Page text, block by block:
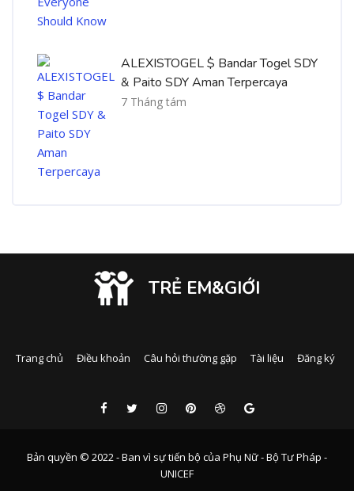
ALEXISTOGEL $ Bandar Togel SDY
& Paito SDY Aman Terpercaya
7 Tháng tám
TRẺ EM&GIỚI
Trang chủ Điều khoản Câu hỏi thường gặp Tài liệu Đăng ký
Bản quyền © 2022 - Ban vì sự tiến bộ của Phụ Nữ - Bộ Tư Pháp -
UNICEF